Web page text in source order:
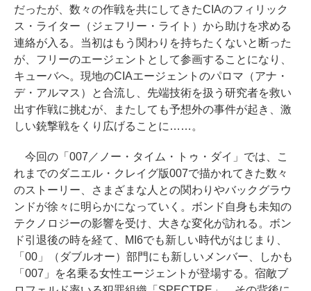
だったが、数々の作戦を共にしてきたCIAのフィリック
ス・ライター（ジェフリー・ライト）から助けを求める
連絡が入る。当初はもう関わりを持ちたくないと断った
が、フリーのエージェントとして参画することになり、
キューバへ。現地のCIAエージェントのパロマ（アナ・
デ・アルマス）と合流し、先端技術を扱う研究者を救い
出す作戦に挑むが、またしても予想外の事件が起き、激
しい銃撃戦をくり広げることに……。
今回の「007／ノー・タイム・トゥ・ダイ」では、こ
れまでのダニエル・クレイグ版007で描かれてきた数々
のストーリー、さまざまな人との関わりやバックグラウ
ンドが徐々に明らかになっていく。ボンド自身も未知の
テクノロジーの影響を受け、大きな変化が訪れる。ボン
ド引退後の時を経て、MI6でも新しい時代がはじまり、
「00」（ダブルオー）部門にも新しいメンバー、しかも
「007」を名乗る女性エージェントが登場する。宿敵ブ